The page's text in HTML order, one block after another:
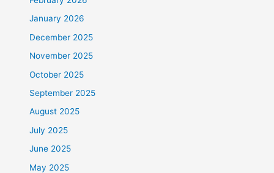
January 2026
December 2025
November 2025
October 2025
September 2025
August 2025
July 2025
June 2025
May 2025